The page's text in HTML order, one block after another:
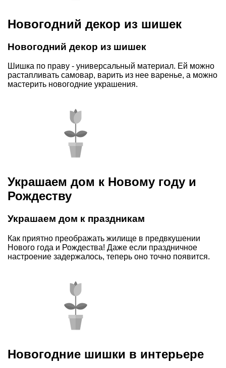
Новогодний декор из шишек
Новогодний декор из шишек
Шишка по праву - универсальный материал. Ей можно
растапливать самовар, варить из нее варенье, а можно
мастерить новогодние украшения.
Украшаем дом к Новому году и
Рождеству
Украшаем дом к праздникам
Как приятно преображать жилище в предвкушении
Нового года и Рождества! Даже если праздничное
настроение задержалось, теперь оно точно появится.
Новогодние шишки в интерьере